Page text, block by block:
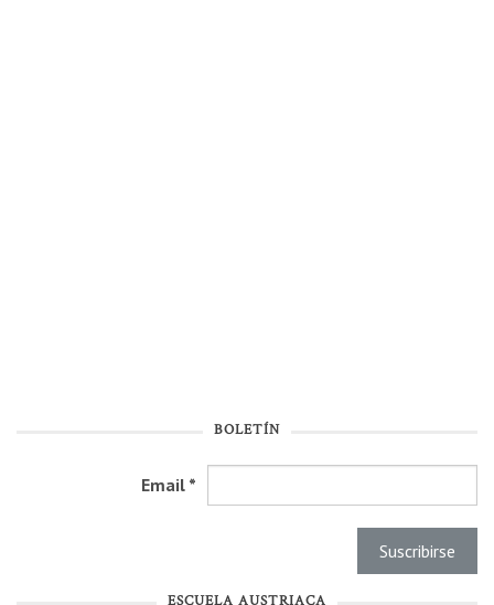
BOLETÍN
Email *